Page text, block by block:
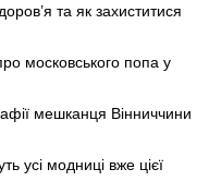
та як захиститися
московського попа у
мешканця Вінниччини
усі модниці вже цієї